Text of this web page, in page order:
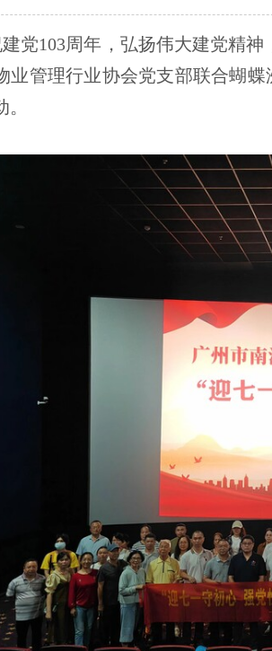
党103周年，弘扬伟大建党精
业管理行业协会党支部联合蝴